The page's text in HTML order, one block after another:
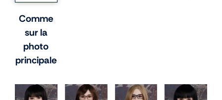
Comme
sur la
photo
principale